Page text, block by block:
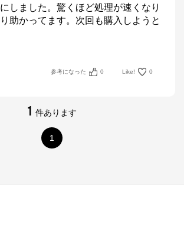
しました。驚くほど処理が速くなり
助かってます。次回も購入しようと
参考になった 0 Like! 0
1 件あります
1